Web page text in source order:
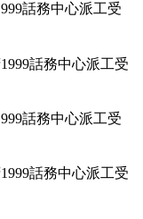
話務中心派工受
話務中心派工受
話務中心派工受
話務中心派工受